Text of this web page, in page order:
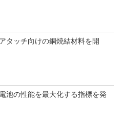
タッチ向けの銅焼結材料を開
池の性能を最大化する指標を発